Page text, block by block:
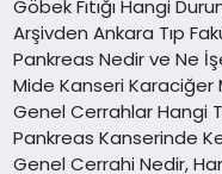
Göbek Fıtığı Hangi
Arşivden Ankara Tıp
Pankreas Nedir ve Ne
Mide Kanseri Karaciğer
Genel Cerrahlar Hangi
Pankreas Kanserinde
Genel Cerrahi Nedir,